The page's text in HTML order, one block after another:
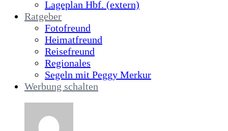
Lageplan Hbf. (extern)
Ratgeber
Fotofreund
Heimatfreund
Reisefreund
Regionales
Segeln mit Peggy Merkur
Werbung schalten